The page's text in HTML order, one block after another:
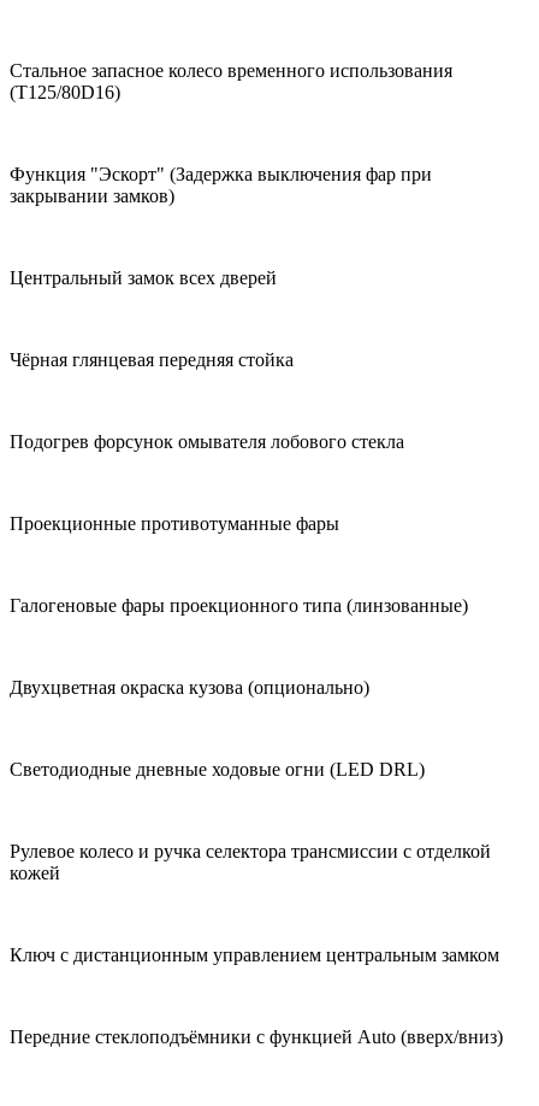
Стальное запасное колесо временного использования
(T125/80D16)
Функция "Эскорт" (Задержка выключения фар при
закрывании замков)
Центральный замок всех дверей
Чёрная глянцевая передняя стойка
Подогрев форсунок омывателя лобового стекла
Проекционные противотуманные фары
Галогеновые фары проекционного типа (линзованные)
Двухцветная окраска кузова (опционально)
Светодиодные дневные ходовые огни (LED DRL)
Рулевое колесо и ручка селектора трансмиссии с отделкой
кожей
Ключ с дистанционным управлением центральным замком
Передние стеклоподъёмники с функцией Auto (вверх/вниз)